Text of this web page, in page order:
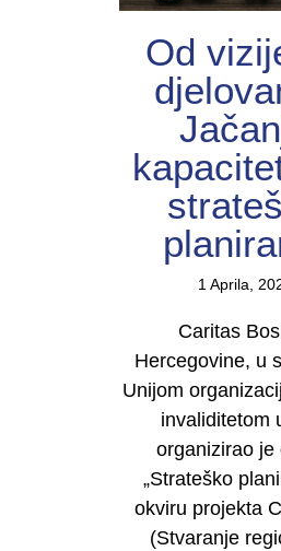
Od
1 Aprila,
Caritas
Hercegovine, u
Unijom
invaliditetom
organizirao je
„Strateško
okviru projekta
(Stvaranje